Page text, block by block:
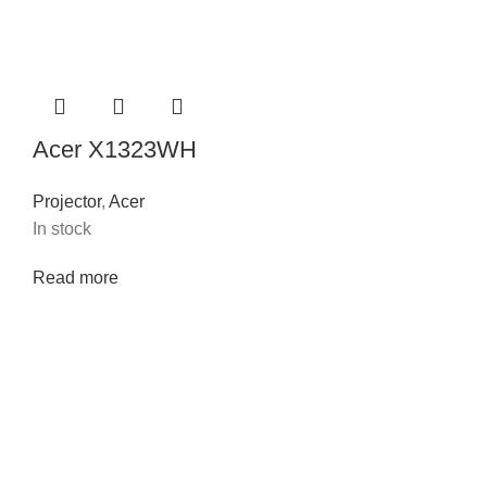
Acer X1323WH
Projector, Acer
In stock
Read more